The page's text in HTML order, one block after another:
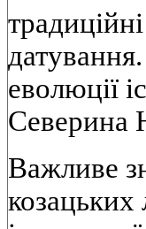
еволюцiї
Северина
Важливе